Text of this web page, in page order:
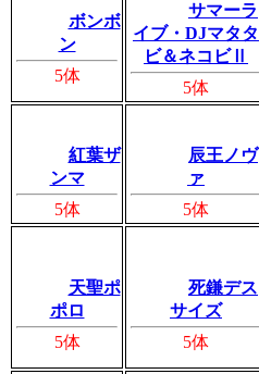
ボンボ
ン
5体
サマーラ
イブ・DJマタタ
ビ＆ネコビⅡ
5体
紅葉ザ
ンマ
5体
辰王ノヴ
ァ
5体
天聖ポ
ポロ
5体
死鎌デス
サイズ
5体